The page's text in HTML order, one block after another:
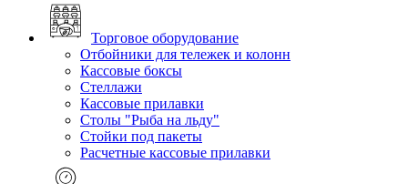
Торговое оборудование
Отбойники для тележек и колонн
Кассовые боксы
Стеллажи
Кассовые прилавки
Столы "Рыба на льду"
Стойки под пакеты
Расчетные кассовые прилавки